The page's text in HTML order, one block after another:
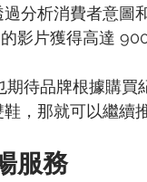
分析消費者意圖
影片獲得高達 900
期待品牌根據購買
，那就可以繼續
服務